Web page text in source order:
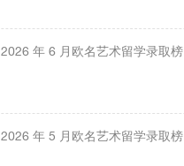
2026 年 6 月欧名艺术留学录取榜
2026 年 5 月欧名艺术留学录取榜